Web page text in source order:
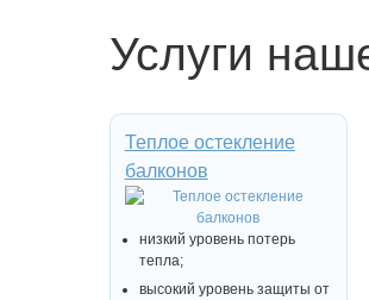
Услуги
Теплое остекление
балконов
низкий уровень потерь
тепла;
высокий уровень защиты от